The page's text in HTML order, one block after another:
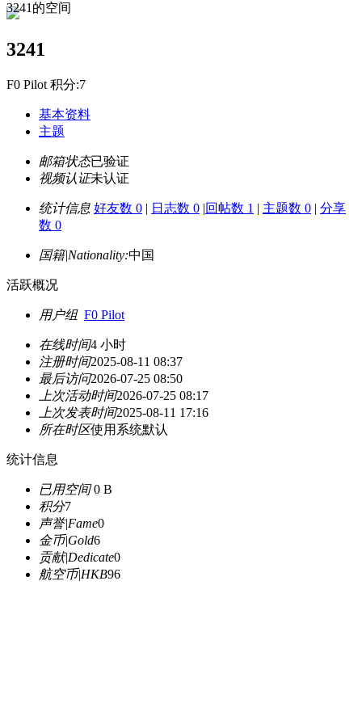
3241的空间
3241
F0 Pilot 积分:7
基本资料
主题
邮箱状态已验证
视频认证未认证
统计信息 好友数 0 | 日志数 0 |回帖数 1 | 主题数 0 | 分享
数 0
国籍|Nationality:中国
活跃概况
用户组 F0 Pilot
在线时间4 小时
注册时间2025-08-11 08:37
最后访问2026-07-25 08:50
上次活动时间2026-07-25 08:17
上次发表时间2025-08-11 17:16
所在时区使用系统默认
统计信息
已用空间0 B
积分7
声誉|Fame0
金币|Gold6
贡献|Dedicate0
航空币|HKB96